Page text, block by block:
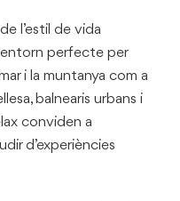
l’estil de vida
perfecte per
i la muntanya com a
balnearis urbans i
conviden a
d’experiències